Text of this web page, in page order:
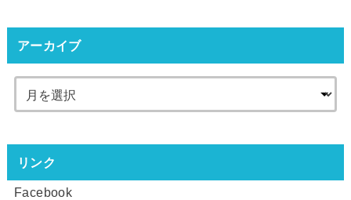
アーカイブ
リンク
Facebook